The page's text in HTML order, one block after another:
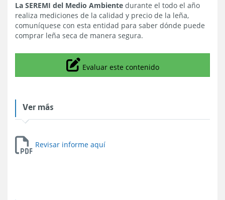
La SEREMI del Medio Ambiente durante el todo el año
realiza mediciones de la calidad y precio de la leña,
comuníquese con esta entidad para saber dónde puede
comprar leña seca de manera segura.
Icono
Evaluar este contenido
Ver más
Revisar informe aquí